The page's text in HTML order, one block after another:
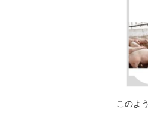
このよ